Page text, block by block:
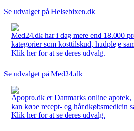
Se udvalget på Helsebixen.dk
Med24.dk har i dag mere end 18.000
kategorier som kosttilskud, hudpleje
Klik her for at se deres udvalg.
Se udvalget på Med24.dk
Apopro.dk er Danmarks online
kan købe recept- og håndkøbsmedicin
Klik her for at se deres udvalg.